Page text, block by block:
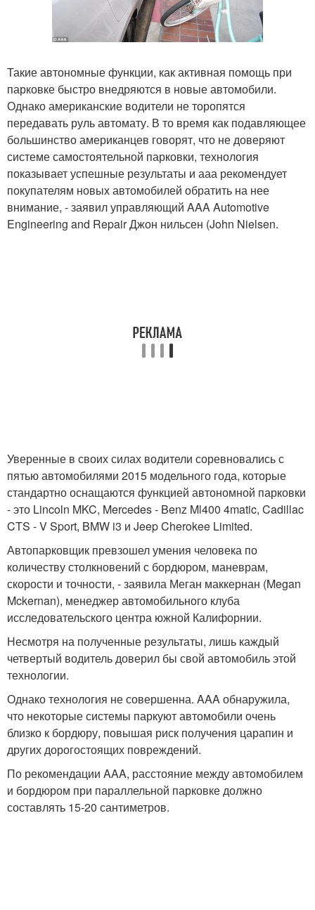
Такие автономные функции, как активная помощь при
парковке быстро внедряются в новые автомобили.
Однако американские водители не торопятся
передавать руль автомату. В то время как подавляющее
большинство американцев говорят, что не доверяют
системе самостоятельной парковки, технология
показывает успешные результаты и ааа рекомендует
покупателям новых автомобилей обратить на нее
внимание, - заявил управляющий AAA Automotive
Engineering and Repair Джон нильсен (John Nielsen.
Уверенные в своих силах водители соревновались с
пятью автомобилями 2015 модельного года, которые
стандартно оснащаются функцией автономной парковки
- это Lincoln MKC, Mercedes - Benz Ml400 4matic, Cadillac
CTS - V Sport, BMW i3 и Jeep Cherokee Limited.
Автопарковщик превзошел умения человека по
количеству столкновений с бордюром, маневрам,
скорости и точности, - заявила Меган маккернан (Megan
Mckernan), менеджер автомобильного клуба
исследовательского центра южной Калифорнии.
Несмотря на полученные результаты, лишь каждый
четвертый водитель доверил бы свой автомобиль этой
технологии.
Однако технология не совершенна. AAA обнаружила,
что некоторые системы паркуют автомобили очень
близко к бордюру, повышая риск получения царапин и
других дорогостоящих повреждений.
По рекомендации AAA, расстояние между автомобилем
и бордюром при параллельной парковке должно
составлять 15-20 сантиметров.